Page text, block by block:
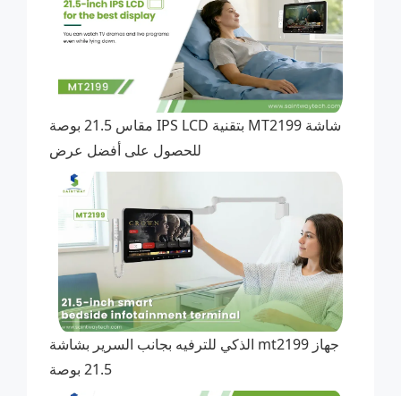
شاشة MT2199 بتقنية IPS LCD مقاس 21.5 بوصة
للحصول على أفضل عرض
جهاز mt2199 الذكي للترفيه بجانب السرير بشاشة
21.5 بوصة